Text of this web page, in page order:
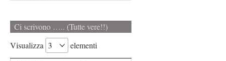
Ci scrivono ….. (Tutte vere!!)
Visualizza
elementi